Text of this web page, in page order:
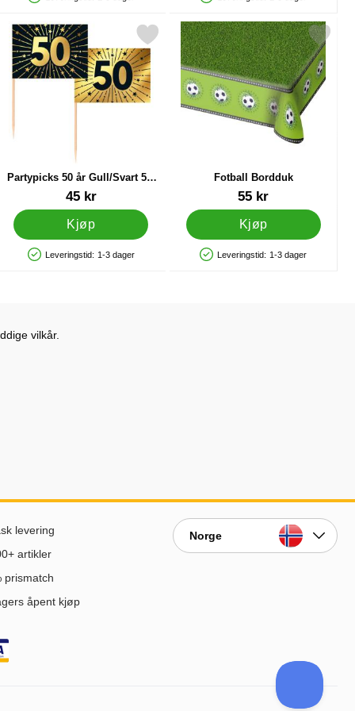
Produkttilgjengelighet: På lager Produkttilgjengelighet: På lager
4 som favoritt
Partypicks 50 år Gull/Svart 50-
pakning
Varenummer 89295
45 kr
Kjøp
Produkttilgjengelighet: På lager
Leveringstid: 1-3 dager
Merk partypicks 50 år Gull/Svart 50-pakning som favoritt
Fotball Bordduk
Varenummer 20321
55 kr
Kjøp
Produkttilgjengelighet: På lager
Leveringstid: 1-3 dager
Merk fotball Bordduk
vilkår.
levering
artikler
prismatch
åpent kjøp
Norge